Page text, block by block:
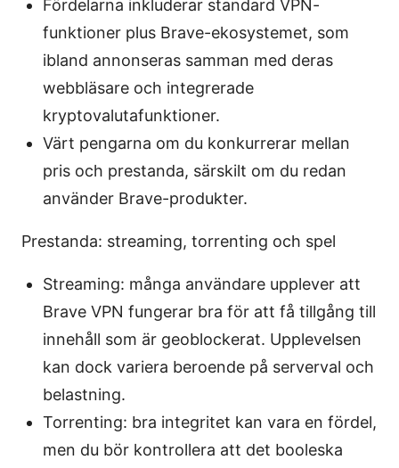
Fördelarna inkluderar standard VPN-
funktioner plus Brave-ekosystemet, som
ibland annonseras samman med deras
webbläsare och integrerade
kryptovalutafunktioner.
Värt pengarna om du konkurrerar mellan
pris och prestanda, särskilt om du redan
använder Brave-produkter.
Prestanda: streaming, torrenting och spel
Streaming: många användare upplever att
Brave VPN fungerar bra för att få tillgång till
innehåll som är geoblockerat. Upplevelsen
kan dock variera beroende på serverval och
belastning.
Torrenting: bra integritet kan vara en fördel,
men du bör kontrollera att det booleska